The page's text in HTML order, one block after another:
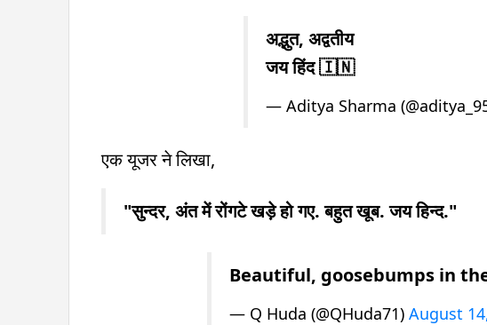
अद्भुत, अद्वतीय
जय हिंद 🇮🇳
— Aditya Sharma
एक यूजर ने लिखा,
"सुन्दर, अंत में रोंगटे खड़े हो गए. बहुत खूब. जय हिन्द."
Beautiful, goosebumps in
— Q Huda (@QHuda71) August